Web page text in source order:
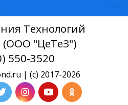
Технологий
(ООО "ЦеТеЗ")
550-3520
| (c) 2017-2026